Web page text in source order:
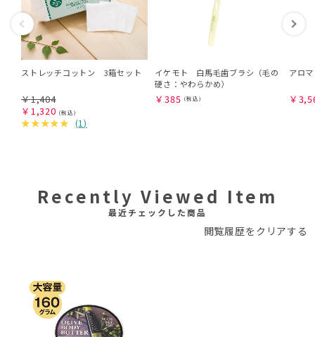
ストレッチコットン 3箱セット
￥1,404
￥ 1,320
(1)
イケモト 白馬毛歯ブラシ（毛の
硬さ：やわらかめ）
￥385
アロ
￥
Recently Viewed Item
最近チェックした商品
閲覧履歴をクリアする